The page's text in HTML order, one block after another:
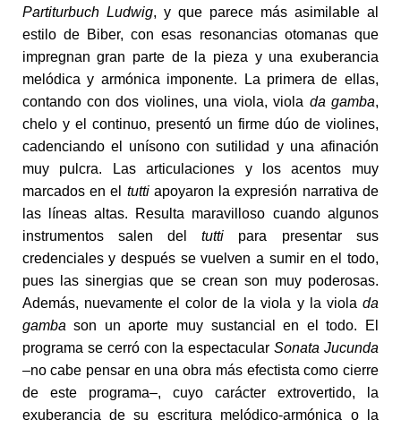
Partiturbuch Ludwig, y que parece más asimilable al
estilo de Biber, con esas resonancias otomanas que
impregnan gran parte de la pieza y una exuberancia
melódica y armónica imponente. La primera de ellas,
contando con dos violines, una viola, viola da gamba,
chelo y el continuo, presentó un firme dúo de violines,
cadenciando el unísono con sutilidad y una afinación
muy pulcra. Las articulaciones y los acentos muy
marcados en el tuttiapoyaron la expresión narrativa de
las líneas altas. Resulta maravilloso cuando algunos
instrumentos salen deltutti para presentar sus
credenciales y después se vuelven a sumir en el todo,
pues las sinergias que se crean son muy poderosas.
Además, nuevamente el color de la viola y la viola da
gamba son un aporte muy sustancial en el todo. El
programa se cerró con la espectacularSonata Jucunda
–no cabe pensar en una obra más efectista como cierre
de este programa–, cuyo carácter extrovertido, la
exuberancia de su escritura melódico-armónica o la